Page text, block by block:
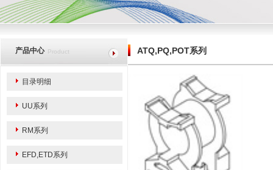
产品中心 Product
目录明细
UU系列
RM系列
EFD,ETD系列
ATQ,PQ,POT系列